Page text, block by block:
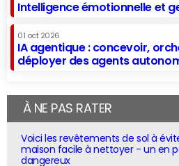
Intelligence émotionnelle et
01 oct 2026
IA agentique : concevoir,
déployer des agents
À NE PAS RATER
Voici les revêtements de sol à
maison facile à nettoyer - un en
dangereux